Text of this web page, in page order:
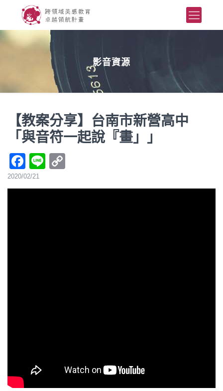
影音資源
【教案分享】台南市新營高中
「與音符一起說『畫」」
Facebook
Line
2020/02/21